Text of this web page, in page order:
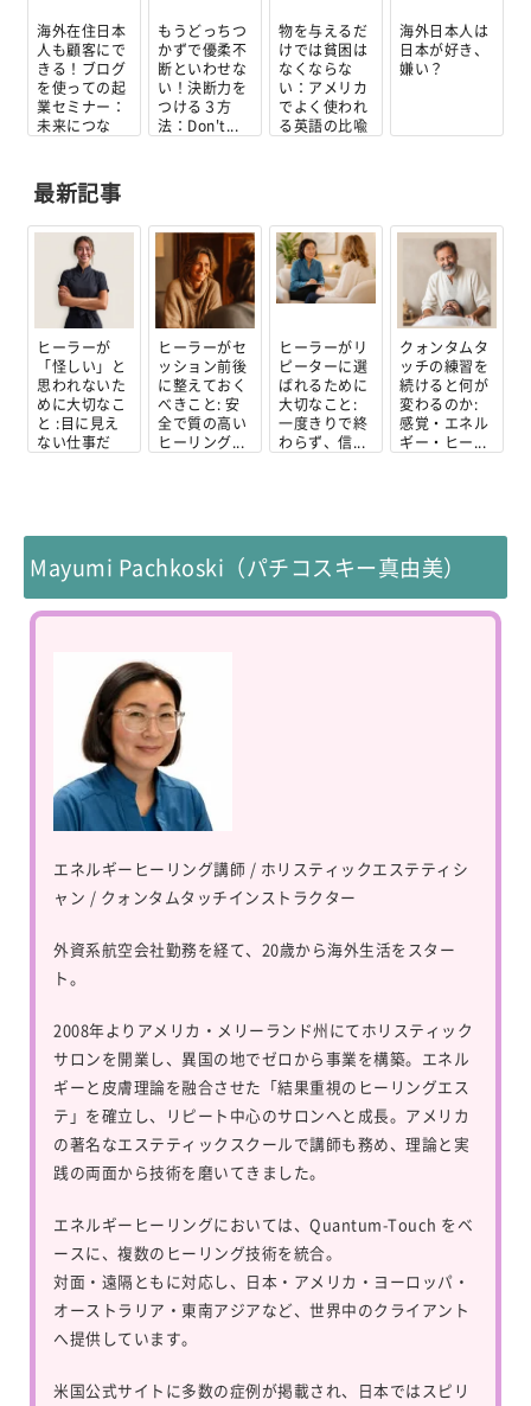
海外在住日本
人も顧客にで
きる！ブログ
を使っての起
業セミナー：
未来につな
もうどっちつ
かずで優柔不
断といわせな
い！決断力を
つける３方
法：Don't...
物を与えるだ
けでは貧困は
なくならな
い：アメリカ
でよく使われ
る英語の比喩
海外日本人は
日本が好き、
嫌い？
最新記事
ヒーラーが
「怪しい」と
思われないた
めに大切なこ
と :目に見え
ない仕事だ
ヒーラーがセ
ッション前後
に整えておく
べきこと: 安
全で質の高い
ヒーリング...
ヒーラーがリ
ピーターに選
ばれるために
大切なこと:
一度きりで終
わらず、信...
クォンタムタ
ッチの練習を
続けると何が
変わるのか:
感覚・エネル
ギー・ヒー...
Mayumi Pachkoski（パチコスキー真由美）
エネルギーヒーリング講師 / ホリスティックエステティシ
ャン / クォンタムタッチインストラクター
外資系航空会社勤務を経て、20歳から海外生活をスター
ト。
2008年よりアメリカ・メリーランド州にてホリスティック
サロンを開業し、異国の地でゼロから事業を構築。エネル
ギーと皮膚理論を融合させた「結果重視のヒーリングエス
テ」を確立し、リピート中心のサロンへと成長。アメリカ
の著名なエステティックスクールで講師も務め、理論と実
践の両面から技術を磨いてきました。
エネルギーヒーリングにおいては、 Quantum-Touch をベ
ースに、複数のヒーリング技術を統合。
対面・遠隔ともに対応し、日本・アメリカ・ヨーロッパ・
オーストラリア・東南アジアなど、世界中のクライアント
へ提供しています。
米国公式サイトに多数の症例が掲載され、日本ではスピリ